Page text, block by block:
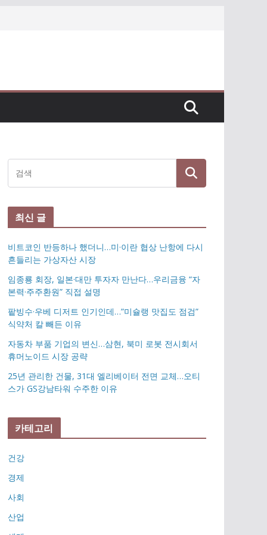
최신 글
비트코인 반등하나 했더니…미·이란 협상 난항에 다시
흔들리는 가상자산 시장
임종룡 회장, 일본·대만 투자자 만난다…우리금융 “자
본력·주주환원” 직접 설명
팥빙수·우베 디저트 인기인데…”미슐랭 맛집도 점검”
식약처 칼 빼든 이유
자동차 부품 기업의 변신…삼현, 북미 로봇 전시회서
휴머노이드 시장 공략
25년 관리한 건물, 31대 엘리베이터 전면 교체…오티
스가 GS강남타워 수주한 이유
카테고리
건강
경제
사회
산업